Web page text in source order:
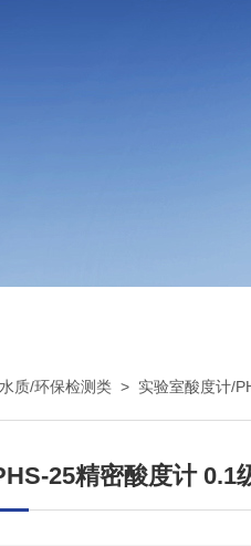
质/环保检测类 > 实验室酸度计/
25精密酸度计 0.1